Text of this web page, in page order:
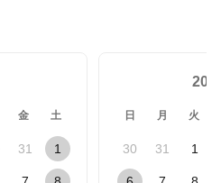
金 土
31 1
日 月 火
30 31 1